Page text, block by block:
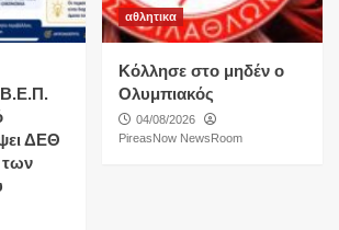
ΔΕΘ
των
αθλητικα
Κόλλησε στο μηδέν ο
Ολυμπιακός
04/08/2026
PireasNow NewsRoom